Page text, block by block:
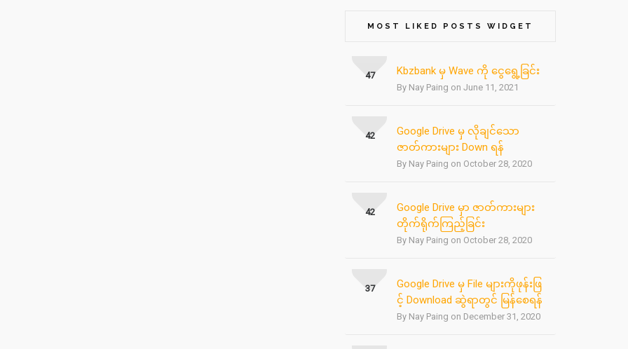
MOST LIKED POSTS WIDGET
Kbzbank မှ Wave ကို ငွေရွေ့ခြင်း
By Nay Paing on June 11, 2021
47
Google Drive မှ လိုချင်သော
ဇာတ်ကားများ Down ရန်
By Nay Paing on October 28, 2020
42
Google Drive မှာ ဇာတ်ကားများ
တိုက်ရိုက်ကြည့်ခြင်း
By Nay Paing on October 28, 2020
42
Google Drive မှ File များကိုဖုန်းဖြ
င့် Download ဆွဲရာတွင် မြန်စေရန်
By Nay Paing on December 31, 2020
37